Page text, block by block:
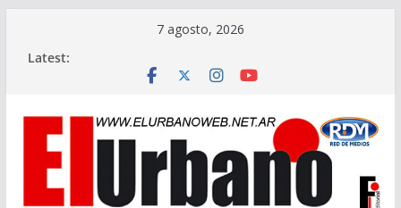
7 agosto, 2026
Latest: